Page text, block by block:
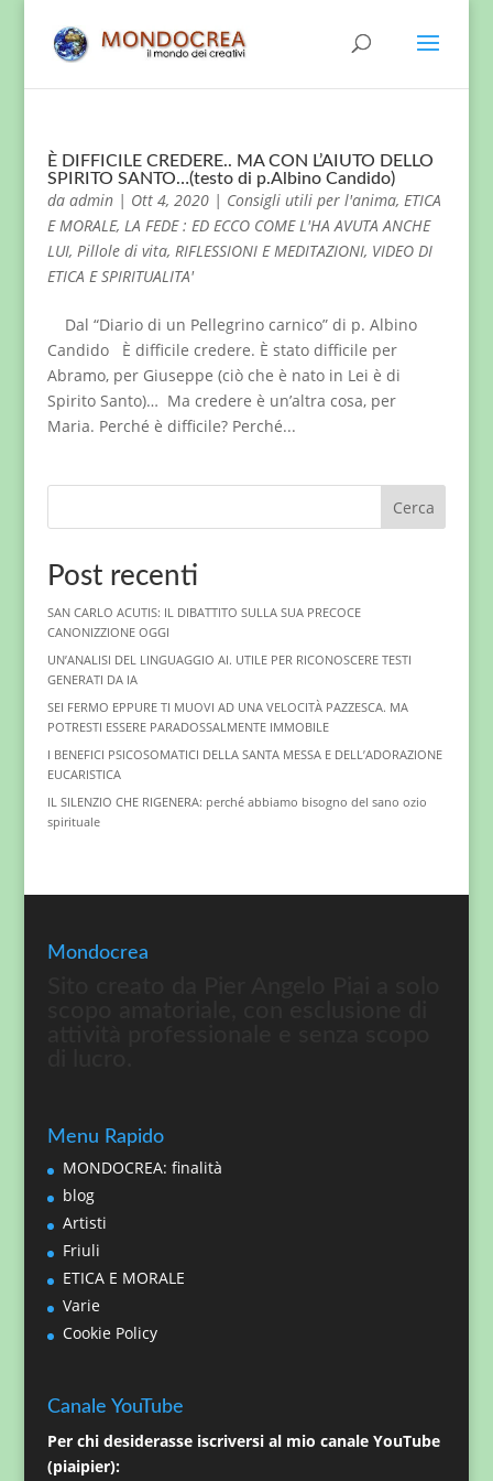
È DIFFICILE CREDERE.. MA CON L’AIUTO DELLO
SPIRITO SANTO…(testo di p.Albino Candido)
da admin| Ott 4, 2020| Consigli utili per l'anima, ETICA
E MORALE, LA FEDE : ED ECCO COME L'HA AVUTA ANCHE
LUI, Pillole di vita, RIFLESSIONI E MEDITAZIONI, VIDEO DI
ETICA E SPIRITUALITA'
Dal “Diario di un Pellegrino carnico” di p. Albino
Candido È difficile credere. È stato difficile per
Abramo, per Giuseppe (ciò che è nato in Lei è di
Spirito Santo)… Ma credere è un’altra cosa, per
Maria. Perché è difficile? Perché...
Cerca
Post recenti
SAN CARLO ACUTIS: IL DIBATTITO SULLA SUA PRECOCE
CANONIZZIONE OGGI
UN’ANALISI DEL LINGUAGGIO AI. UTILE PER RICONOSCERE TESTI
GENERATI DA IA
SEI FERMO EPPURE TI MUOVI AD UNA VELOCITÀ PAZZESCA. MA
POTRESTI ESSERE PARADOSSALMENTE IMMOBILE
I BENEFICI PSICOSOMATICI DELLA SANTA MESSA E DELL’ADORAZIONE
EUCARISTICA
IL SILENZIO CHE RIGENERA: perché abbiamo bisogno del sano ozio
spirituale
Mondocrea
Menu Rapido
MONDOCREA: finalità
blog
Artisti
Friuli
ETICA E MORALE
Varie
Cookie Policy
Canale YouTube
Per chi desiderasse iscriversi al mio canale YouTube
(piaipier):